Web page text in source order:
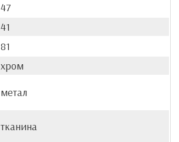
47
41
81
хром
метал
тканина